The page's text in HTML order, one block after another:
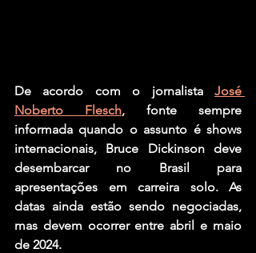
De acordo com o jornalista José
Noberto Flesch, fonte sempre
informada quando o assunto é shows
internacionais, Bruce Dickinson deve
desembarcar no Brasil para
apresentações em carreira solo. As
datas ainda estão sendo negociadas,
mas devem ocorrer entre abril e maio
de 2024.